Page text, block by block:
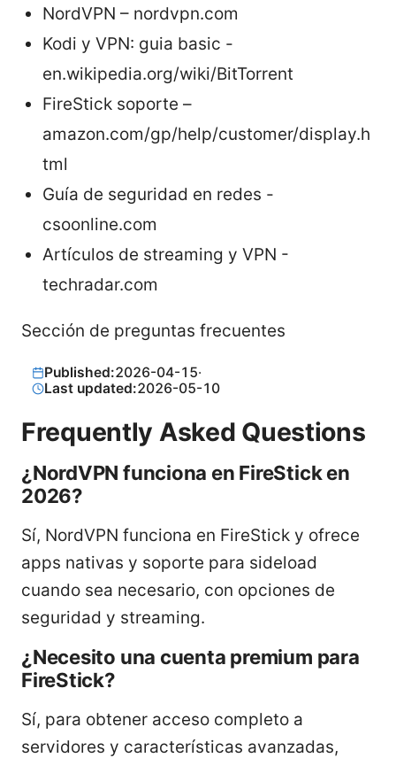
NordVPN – nordvpn.com
Kodi y VPN: guia basic -
en.wikipedia.org/wiki/BitTorrent
FireStick soporte –
amazon.com/gp/help/customer/display.h
tml
Guía de seguridad en redes -
csoonline.com
Artículos de streaming y VPN -
techradar.com
Sección de preguntas frecuentes
Published:2026-04-15·
Last updated:2026-05-10
Frequently Asked Questions
¿NordVPN funciona en FireStick en
2026?
Sí, NordVPN funciona en FireStick y ofrece
apps nativas y soporte para sideload
cuando sea necesario, con opciones de
seguridad y streaming.
¿Necesito una cuenta premium para
FireStick?
Sí, para obtener acceso completo a
servidores y características avanzadas,